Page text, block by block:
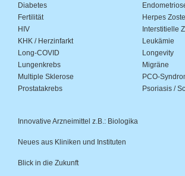
Diabetes
Fertilität
Herpes
HIV
Interstitielle
KHK / Herzinfarkt
Leukämie
Long-COVID
Longevity
Lungenkrebs
Migräne
Multiple Sklerose
PCO-
Prostatakrebs
Psoriasis /
Innovative Arzneimittel z.B.: Biologika
Neues aus Kliniken und Instituten
Blick in die Zukunft